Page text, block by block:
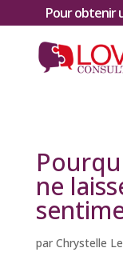
Pour obtenir
ne
par Chrystelle